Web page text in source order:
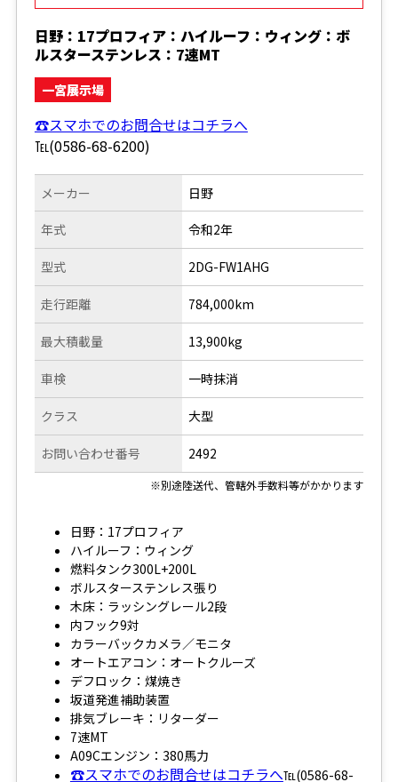
日野：17プロフィア：ハイルーフ：ウィング：ボ
ルスターステンレス：7速MT
一宮展示場
☎スマホでのお問合せはコチラへ
℡(0586-68-6200)
メーカー
年式
型式
走行距離
日野
令和2年
2DG-FW1AHG
784,000km
最大積載量
車検
クラス
お問い合わせ番号
13,900kg
一時抹消
大型
2492
※別途陸送代、管轄外手数料等がかかります
日野：17プロフィア
ハイルーフ：ウィング
燃料タンク300L+200L
ボルスターステンレス張り
木床：ラッシングレール2段
内フック9対
カラーバックカメラ／モニタ
オートエアコン：オートクルーズ
デフロック：煤焼き
坂道発進補助装置
排気ブレーキ：リターダー
7速MT
A09Cエンジン：380馬力
☎スマホでのお問合せはコチラへ℡(0586-68-